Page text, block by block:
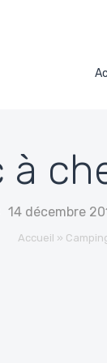
à
14 décembre
Accueil »